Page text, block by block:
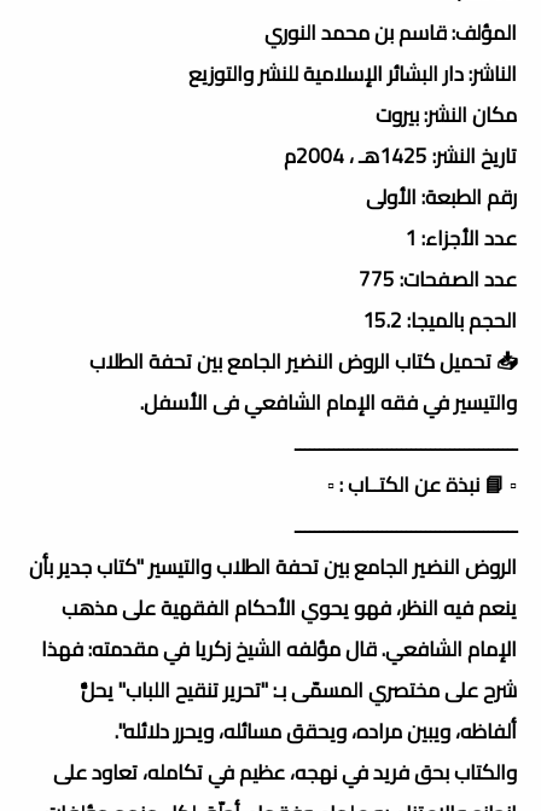
المؤلف: قاسم بن محمد النوري
الناشر: دار البشائر الإسلامية للنشر والتوزيع
مكان النشر: بيروت
تاريخ النشر: 1425هـ ، 2004م
رقم الطبعة: الأولى
عدد الأجزاء: 1
عدد الصفحات: 775
الحجم بالميجا: 15.2
📥 تحميل كتاب الروض النضير الجامع بين تحفة الطلاب
والتيسير في فقه الإمام الشافعي فى الأسفل.
ــــــــــــــــــــــــــــــــــــــــــــــ
▫️ 📘 نبذة عن الكتــاب : ▫️
ــــــــــــــــــــــــــــــــــــــــــــــ
الروض النضير الجامع بين تحفة الطلاب والتيسير "كتاب جدير بأن
ينعم فيه النظر، فهو يحوي الأحكام الفقهية على مذهب
الإمام الشافعي. قال مؤلفه الشيخ زكريا في مقدمته: فهذا
شرح على مختصري المسمّى بـ: "تحرير تنقيح اللباب" يحلُّ
ألفاظه، ويبين مراده، ويحقق مسائله، ويحرر دلائله".
والكتاب بحق فريد في نهجه، عظيم في تكامله، تعاود على